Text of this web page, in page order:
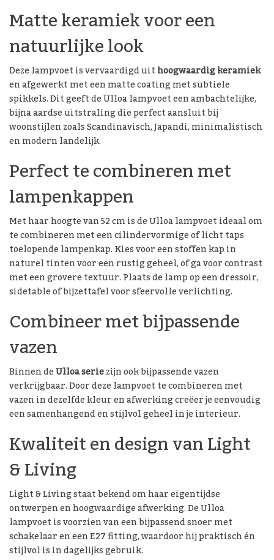
Matte keramiek voor een
natuurlijke look
Deze lampvoet is vervaardigd uithoogwaardig keramiek
en afgewerkt met een matte coating met subtiele
spikkels. Dit geeft de Ulloa lampvoet een ambachtelijke,
bijna aardse uitstraling die perfect aansluit bij
woonstijlen zoals Scandinavisch, Japandi, minimalistisch
en modern landelijk.
Perfect te combineren met
lampenkappen
Met haar hoogte van 52 cm is de Ulloa lampvoet ideaal om
te combineren met een cilindervormige of licht taps
toelopende lampenkap. Kies voor een stoffen kap in
naturel tinten voor een rustig geheel, of ga voor contrast
met een grovere textuur. Plaats de lamp op een dressoir,
sidetable of bijzettafel voor sfeervolle verlichting.
Combineer met bijpassende
vazen
Binnen deUlloa seriezijn ook bijpassende vazen
verkrijgbaar. Door deze lampvoet te combineren met
vazen in dezelfde kleur en afwerking creëer je eenvoudig
een samenhangend en stijlvol geheel in je interieur.
Kwaliteit en design van Light
& Living
Light & Living staat bekend om haar eigentijdse
ontwerpen en hoogwaardige afwerking. De Ulloa
lampvoet is voorzien van een bijpassend snoer met
schakelaar en een E27 fitting, waardoor hij praktisch én
stijlvol is in dagelijks gebruik.